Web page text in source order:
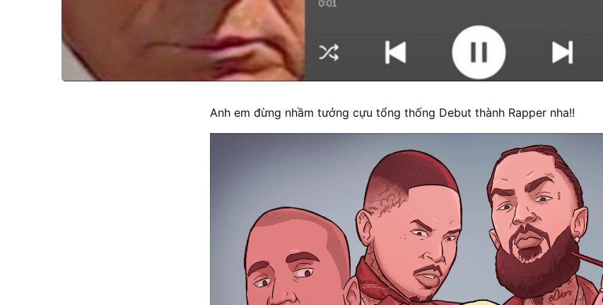
Anh em đừng nhầm tưởng cựu tổng thống Debut thành Rapper nha!!